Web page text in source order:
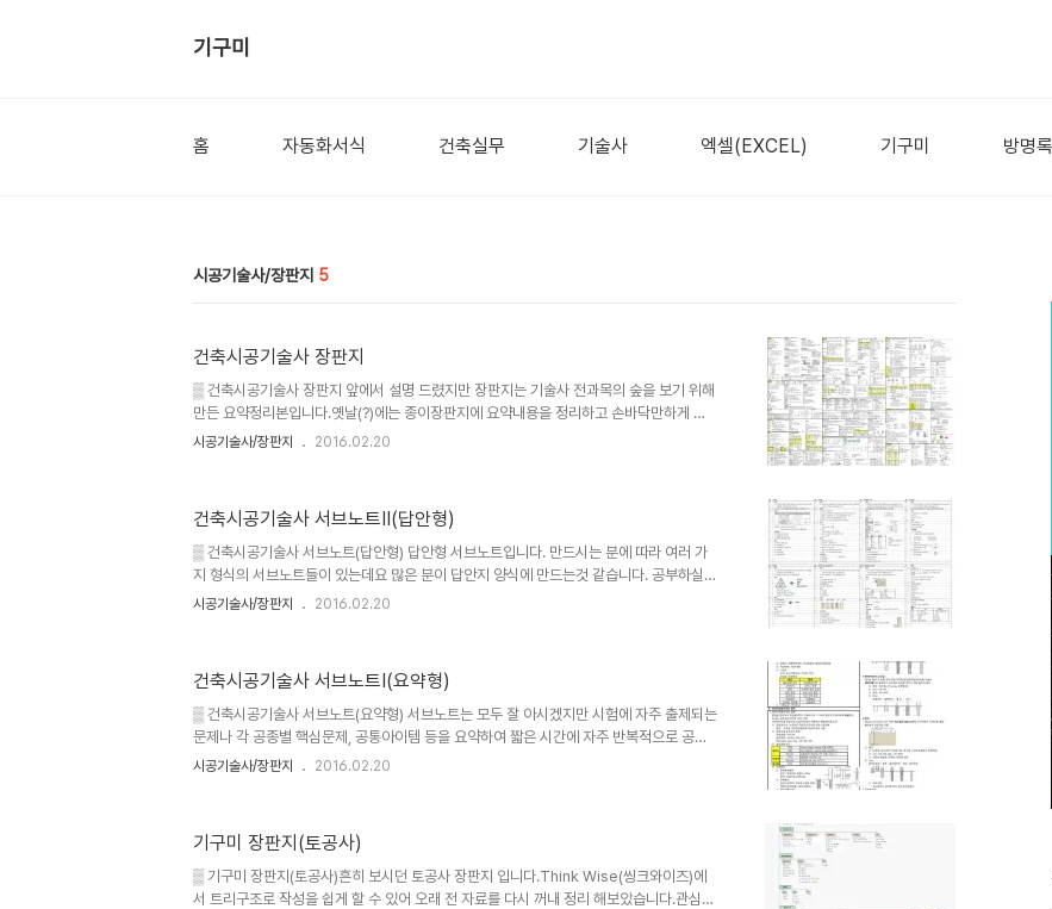
기구미
홈 자동화서식 건축실무 기술사 엑셀(EXCEL) 기구미 방명록
시공기술사/장판지 5
건축시공기술사 장판지
▒ 건축시공기술사 장판지 앞에서 설명 드렸지만 장판지는 기술사 전과목의 숲을 보기 위해
만든 요약정리본입니다.옛날(?)에는 종이장판지에 요약내용을 정리하고 손바닥만하게 고
이고이 접어 현장에서 틈틈이 공부 하셨다고 합니다.그래서 장판지라고도 하는데요.저는 학
성하신 장판지 입니다.전과목을 A3 한장에 축약하여 정리를 하였습니다. 기술사를 준비하
시는 많은 분들을 위해 기꺼이 정보공유를 허락해 주신 Sang-il Yu 님께 감사의 말씀 ..
시공기술사/장판지 2016.02.20
건축시공기술사 서브노트Ⅱ(답안형)
▒ 건축시공기술사 서브노트(답안형) 답안형 서브노트입니다. 만드시는 분에 따라 여러 가
지 형식의 서브노트들이 있는데요 많은 분이 답안지 양식에 만드는것 같습니다. 공부하실때
답안지 양식을 이면지 등에 복사해서 답안 작성방법을 계속 익히셔야 하는 거 아시죠? 아래
드립니다. 아래의 서브노트를 참조하셔서 본인만의 훌륭한 서브노트를 만들어 보세요. 이미
지를 클릭하시면 크게 보실수 있으며, 서브노트 PDF 파일이 필요하신 분은 기구미 카페에
서 ..
시공기술사/장판지 2016.02.20
건축시공기술사 서브노트Ⅰ(요약형)
▒ 건축시공기술사 서브노트(요약형) 서브노트는 모두 잘 아시겠지만 시험에 자주 출제되는
문제나 각 공종별 핵심문제, 공통아이템 등을 요약하여 짧은 시간에 자주 반복적으로 공부
하기 위해 만드는 본인만의 노트입니다. 장판지가 숲을 보기 위함이라면 서브노트는 나무
서브노트 입니다.총 60Page에 달하는 서브노트에서 작성하신 분의 정성과 노력이 한눈에
보입니다. 기술사를 준비하시는 많은 분들을 위해 기꺼이 정보공유를 허락해 주신 Sang-il
Yu ..
시공기술사/장판지 2016.02.20
기구미 장판지(토공사)
▒ 기구미 장판지(토공사)흔히 보시던 토공사 장판지 입니다.Think Wise(씽크와이즈)에
서 트리구조로 작성을 쉽게 할 수 있어 오래 전 자료를 다시 꺼내 정리 해보았습니다.관심이